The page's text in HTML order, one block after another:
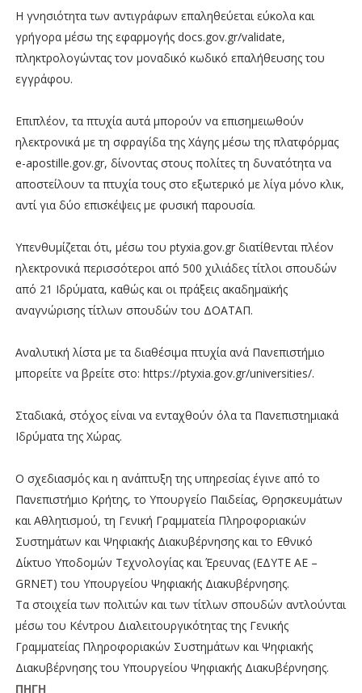
Η γνησιότητα των αντιγράφων επαληθεύεται εύκολα και
γρήγορα μέσω της εφαρμογής docs.gov.gr/validate,
πληκτρολογώντας τον μοναδικό κωδικό επαλήθευσης του
εγγράφου.
Επιπλέον, τα πτυχία αυτά μπορούν να επισημειωθούν
ηλεκτρονικά με τη σφραγίδα της Χάγης μέσω της πλατφόρμας
e-apostille.gov.gr, δίνοντας στους πολίτες τη δυνατότητα να
αποστείλουν τα πτυχία τους στο εξωτερικό με λίγα μόνο κλικ,
αντί για δύο επισκέψεις με φυσική παρουσία.
Υπενθυμίζεται ότι, μέσω του ptyxia.gov.gr διατίθενται πλέον
ηλεκτρονικά περισσότεροι από 500 χιλιάδες τίτλοι σπουδών
από 21 Ιδρύματα, καθώς και οι πράξεις ακαδημαϊκής
αναγνώρισης τίτλων σπουδών του ΔΟΑΤΑΠ.
Αναλυτική λίστα με τα διαθέσιμα πτυχία ανά Πανεπιστήμιο
μπορείτε να βρείτε στο: https://ptyxia.gov.gr/universities/.
Σταδιακά, στόχος είναι να ενταχθούν όλα τα Πανεπιστημιακά
Ιδρύματα της Χώρας.
Ο σχεδιασμός και η ανάπτυξη της υπηρεσίας έγινε από το
Πανεπιστήμιο Κρήτης, το Υπουργείο Παιδείας, Θρησκευμάτων
και Αθλητισμού, τη Γενική Γραμματεία Πληροφοριακών
Συστημάτων και Ψηφιακής Διακυβέρνησης και το Εθνικό
Δίκτυο Υποδομών Τεχνολογίας και Έρευνας (ΕΔΥΤΕ ΑΕ –
GRNET) του Υπουργείου Ψηφιακής Διακυβέρνησης.
Τα στοιχεία των πολιτών και των τίτλων σπουδών αντλούνται
μέσω του Κέντρου Διαλειτουργικότητας της Γενικής
Γραμματείας Πληροφοριακών Συστημάτων και Ψηφιακής
Διακυβέρνησης του Υπουργείου Ψηφιακής Διακυβέρνησης.
ΠΗΓΗ